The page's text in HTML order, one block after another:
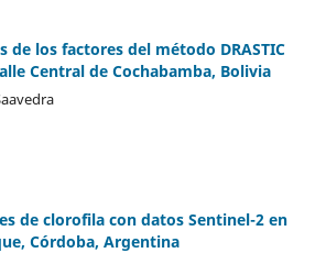
de los factores del método DRASTIC
Central de Cochabamba, Bolivia
de clorofila con datos Sentinel-2 en
Córdoba, Argentina